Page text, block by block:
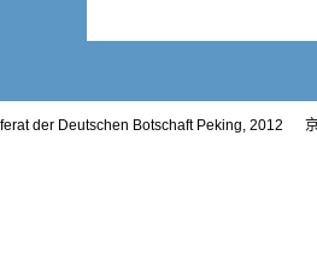
der Deutschen Botschaft Peking, 2012